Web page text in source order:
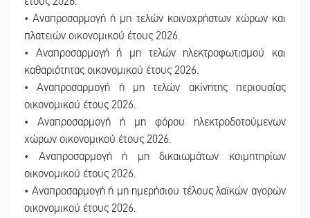
• Αναπροσαρμογή ή μη τελών κοινοχρήστων χώρων και
πλατειών οικονομικού έτους 2026.
• Αναπροσαρμογή ή μη τελών ηλεκτροφωτισμού και
καθαριότητας οικονομικού έτους 2026.
• Αναπροσαρμογή ή μη τελών ακίνητης περιουσίας
οικονομικού έτους 2026.
• Αναπροσαρμογή ή μη φόρου ηλεκτροδοτούμενων
χώρων οικονομικού έτους 2026.
• Αναπροσαρμογή ή μη δικαιωμάτων κοιμητηρίων
οικονομικού έτους 2026.
• Αναπροσαρμογή ή μη ημερήσιου τέλους λαϊκών αγορών
οικονομικού έτους 2026.